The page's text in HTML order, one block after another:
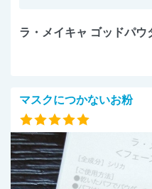
ラ・メイキャ ゴッドパウ
マスクにつかないお粉